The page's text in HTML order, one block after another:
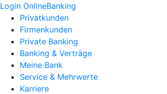
Login OnlineBanking
Privatkunden
Firmenkunden
Private Banking
Banking & Verträge
Meine Bank
Service & Mehrwerte
Karriere